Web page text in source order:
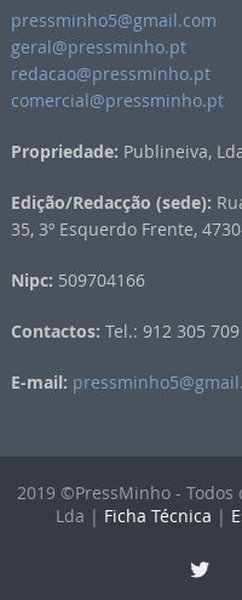
pressminho5@gmail.com
geral@pressminho.pt
redacao@pressminho.pt
comercial@pressminho.pt
Propriedade: Publineiva,
Edição/Redacção (sede):
35, 3º Esquerdo Frente,
Nipc: 509704166
Contactos: Tel.: 912 305 709
E-mail:
2019 ©PressMinho -
Lda | Ficha Técnica |